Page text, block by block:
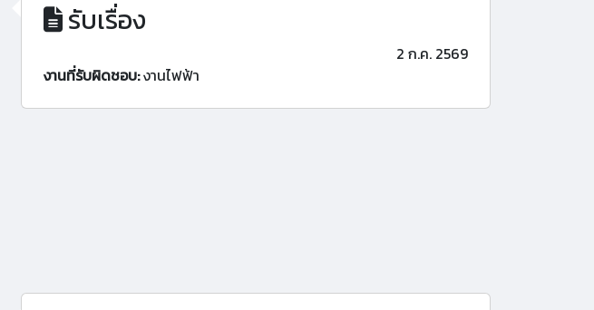
รับเรื่อง
2 ก.ค. 2569
งานที่รับผิดชอบ:งานไฟฟ้า